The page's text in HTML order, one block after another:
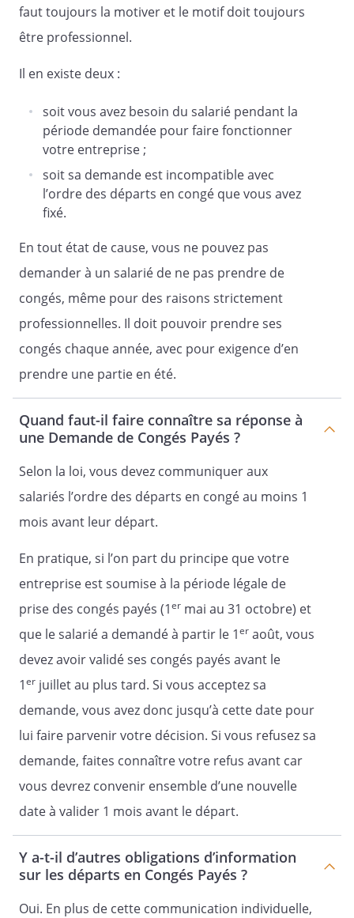
faut toujours la motiver et le motif doit toujours
être professionnel.
Il en existe deux :
soit vous avez besoin du salarié pendant la
période demandée pour faire fonctionner
votre entreprise ;
soit sa demande est incompatible avec
l’ordre des départs en congé que vous avez
fixé.
En tout état de cause, vous ne pouvez pas
demander à un salarié de ne pas prendre de
congés, même pour des raisons strictement
professionnelles. Il doit pouvoir prendre ses
congés chaque année, avec pour exigence d’en
prendre une partie en été.
Quand faut-il faire connaître sa réponse à
une Demande de Congés Payés ?
Selon la loi, vous devez communiquer aux
salariés l’ordre des départs en congé au moins 1
mois avant leur départ.
En pratique, si l’on part du principe que votre
entreprise est soumise à la période légale de
prise des congés payés (1er mai au 31 octobre) et
que le salarié a demandé à partir le 1er août, vous
devez avoir validé ses congés payés avant le
1er juillet au plus tard. Si vous acceptez sa
demande, vous avez donc jusqu’à cette date pour
lui faire parvenir votre décision. Si vous refusez sa
demande, faites connaître votre refus avant car
vous devrez convenir ensemble d’une nouvelle
date à valider 1 mois avant le départ.
Y a-t-il d’autres obligations d’information
sur les départs en Congés Payés ?
Oui. En plus de cette communication individuelle,